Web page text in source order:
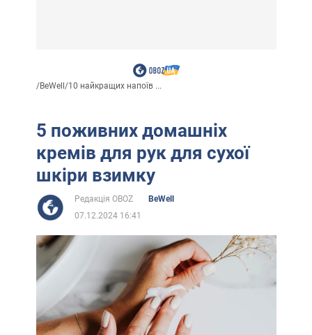
/BeWell/10 найкращих напоїв ...
5 поживних домашніх
кремів для рук для сухої
шкіри взимку
Редакція OBOZ
BeWell
07.12.2024 16:41